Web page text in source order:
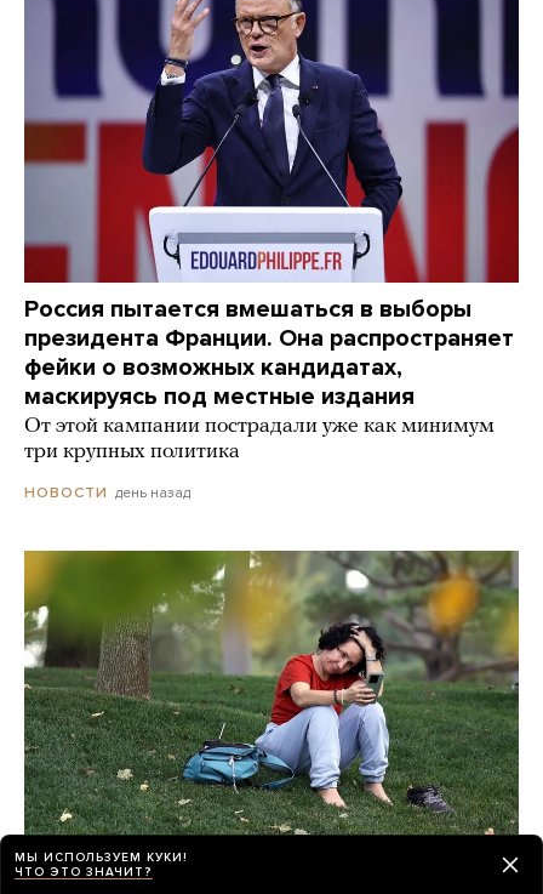
Россия пытается вмешаться в выборы
президента Франции. Она распространяет
фейки о возможных кандидатах,
маскируясь под местные издания
От этой кампании пострадали уже как минимум
три крупных политика
НОВОСТИ день назад
МЫ ИСПОЛЬЗУЕМ КУКИ!
ЧТО ЭТО ЗНАЧИТ?